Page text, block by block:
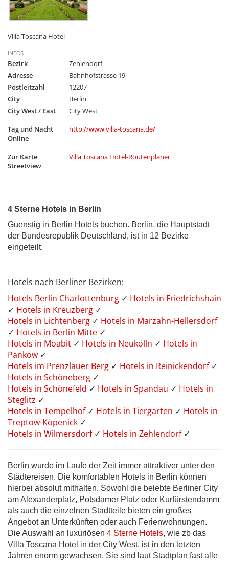
Villa Toscana Hotel
INFOS
Bezirk
Zehlendorf
Adresse
Bahnhofstrasse 19
Postleitzahl
12207
City
Berlin
City West / East
City West
Tag und Nacht
Online
http://www.villa-toscana.de/
Zur Karte
Streetview
Villa Toscana Hotel-Routenplaner
4 Sterne Hotels in Berlin
Guenstig in Berlin Hotels buchen. Berlin, die Hauptstadt
der Bundesrepublik Deutschland, ist in 12 Bezirke
eingeteilt.
Hotels nach Berliner Bezirken:
Hotels Berlin Charlottenburg ✓ Hotels in Friedrichshain
✓ Hotels in Kreuzberg ✓
Hotels in Lichtenberg ✓ Hotels in Marzahn-Hellersdorf
✓ Hotels in Berlin Mitte ✓
Hotels in Moabit ✓ Hotels in Neukölln ✓ Hotels in
Pankow ✓
Hotels im Prenzlauer Berg ✓ Hotels in Reinickendorf ✓
Hotels in Schöneberg ✓
Hotels in Schönefeld ✓ Hotels in Spandau ✓ Hotels in
Steglitz ✓
Hotels in Tempelhof ✓ Hotels in Tiergarten ✓ Hotels in
Treptow-Köpenick ✓
Hotels in Wilmersdorf ✓ Hotels in Zehlendorf✓
Berlin wurde im Laufe der Zeit immer attraktiver unter den
Städtereisen. Die komfortablen Hotels in Berlin können
hierbei absolut mithalten. Sowohl die belebte Berliner City
am Alexanderplatz, Potsdamer Platz oder Kurfürstendamm
als auch die einzelnen Stadtteile bieten ein großes
Angebot an Unterkünften oder auch Ferienwohnungen.
Die Auswahl an luxuriösen 4 Sterne Hotels, wie zb das
Villa Toscana Hotel in der City West, ist in den letzten
Jahren enorm gewachsen. Sie sind laut Stadtplan fast alle